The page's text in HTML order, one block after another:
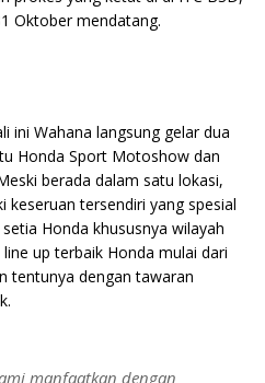
Oktober mendatang.
ini Wahana langsung gelar dua
Honda Sport Motoshow dan
berada dalam satu lokasi,
keseruan tersendiri yang spesial
Honda khususnya wilayah
up terbaik Honda mulai dari
tentunya dengan tawaran
manfaatkan dengan